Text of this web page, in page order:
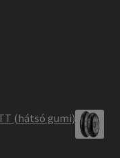
(hátsó gumi)